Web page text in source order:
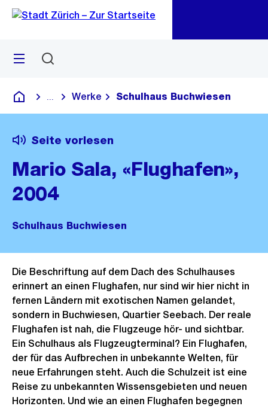
Navigation
Sprunglink
Menü
Deutsch
Blende alle Breadcrumbs ein
Werke Schulhaus Buchwiesen
Seite vorlesen
Mario Sala, «Flughafen»,
2004
Schulhaus Buchwiesen
Die Beschriftung auf dem Dach des Schulhauses
erinnert an einen Flughafen, nur sind wir hier nicht in
fernen Ländern mit exotischen Namen gelandet,
sondern in Buchwiesen, Quartier Seebach. Der reale
Flughafen ist nah, die Flugzeuge hör- und sichtbar.
Ein Schulhaus als Flugzeugterminal? Ein Flughafen,
der für das Aufbrechen in unbekannte Welten, für
neue Erfahrungen steht. Auch die Schulzeit ist eine
Reise zu unbekannten Wissensgebieten und neuen
Horizonten. Und wie an einen Flughafen begegnen